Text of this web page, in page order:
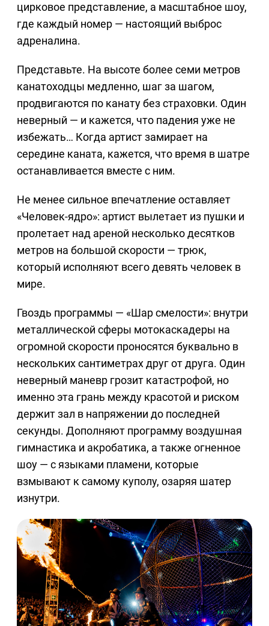
цирковое представление, а масштабное шоу,
где каждый номер — настоящий выброс
адреналина.
Представьте. На высоте более семи метров
канатоходцы медленно, шаг за шагом,
продвигаются по канату без страховки. Один
неверный — и кажется, что падения уже не
избежать… Когда артист замирает на
середине каната, кажется, что время в шатре
останавливается вместе с ним.
Не менее сильное впечатление оставляет
«Человек-ядро»: артист вылетает из пушки и
пролетает над ареной несколько десятков
метров на большой скорости — трюк,
который исполняют всего девять человек в
мире.
Гвоздь программы — «Шар смелости»: внутри
металлической сферы мотокаскадеры на
огромной скорости проносятся буквально в
нескольких сантиметрах друг от друга. Один
неверный маневр грозит катастрофой, но
именно эта грань между красотой и риском
держит зал в напряжении до последней
секунды. Дополняют программу воздушная
гимнастика и акробатика, а также огненное
шоу — с языками пламени, которые
взмывают к самому куполу, озаряя шатер
изнутри.